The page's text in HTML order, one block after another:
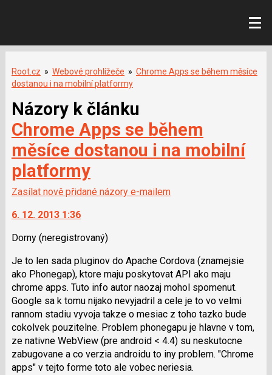
Root.cz » Webové prohlížeče » Chrome Apps se během měsíce
dostanou i na mobilní platformy
Názory k článku
Chrome Apps se během
měsíce dostanou i na mobilní
platformy
Zasílat nově přidané názory e-mailem
6. 12. 2013 1:36
Dorny (neregistrovaný)
Je to len sada pluginov do Apache Cordova (znamejsie
ako Phonegap), ktore maju poskytovat API ako maju
chrome apps. Tuto info autor naozaj mohol spomenut.
Google sa k tomu nijako nevyjadril a cele je to vo velmi
rannom stadiu vyvoja takze o mesiac z toho tazko bude
cokolvek pouzitelne. Problem phonegapu je hlavne v tom,
ze nativne WebView (pre android < 4.4) su neskutocne
zabugovane a co verzia androidu to iny problem. "Chrome
apps" v tejto forme toto ale vobec neriesia.